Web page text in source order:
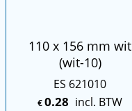
110 x 156 mm wit
(wit-10)
ES 621010
€0.28 incl. BTW